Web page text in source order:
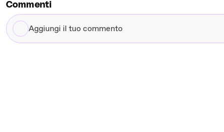
Commenti
Aggiungi
il